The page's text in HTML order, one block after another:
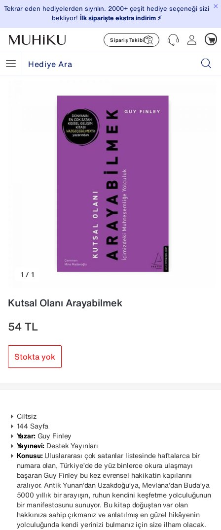
×
Tekrar eden hediyelerden sıyrılın. 2000+ çeşit hediye seçeneği sizi
bekliyor! İlk siparişte ekstra indirim ⚡️
Sipariş Takibi
1 / 1
Kutsal Olanı Arayabilmek
54TL
Stokta yok
Ciltsiz
144 Sayfa
Yazar:Guy Finley
Yayınevi: Destek Yayınları
Konusu:Uluslararası çok satanlar listesinde haftalarca bir
numara olan, Türkiye’de de yüz binlerce okura ulaşmayı
başaran Guy Finley bu kez evrensel hakikatin kapılarını
aralıyor. Antik Yunan’dan Uzakdoğu’ya, Mevlana’dan Buda’ya
5000 yıllık bir arayışın, ruhun kendini keşfetme yolculuğunun
bir manifestosunu sunuyor. Bu kitap doğuştan var olan
hakkınıza sahip çıkmanız ve anlatılmış en güzel hikâyenin
yolculuğunda kendi yerinizi bulmanız için size ilham olacak.